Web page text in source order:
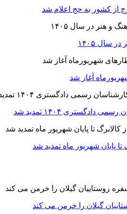
از کشور به حج اعلام شد
سال ۱۴۰۵
آغاز شد
۱۴۰۴ تمدید شد
تا پایان شهریور ماه تمدید شد
گیلان را خرمن می کند